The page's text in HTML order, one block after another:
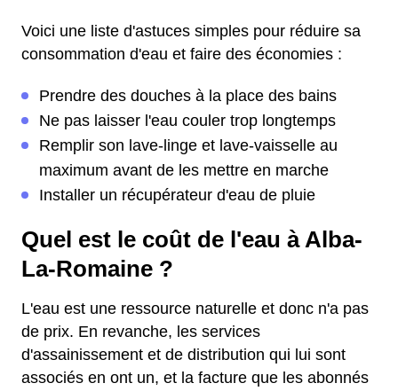
Voici une liste d'astuces simples pour réduire sa
consommation d'eau et faire des économies :
Prendre des douches à la place des bains
Ne pas laisser l'eau couler trop longtemps
Remplir son lave-linge et lave-vaisselle au
maximum avant de les mettre en marche
Installer un récupérateur d'eau de pluie
Quel est le coût de l'eau à Alba-
La-Romaine ?
L'eau est une ressource naturelle et donc n'a pas
de prix. En revanche, les services
d'assainissement et de distribution qui lui sont
associés en ont un, et la facture que les abonnés